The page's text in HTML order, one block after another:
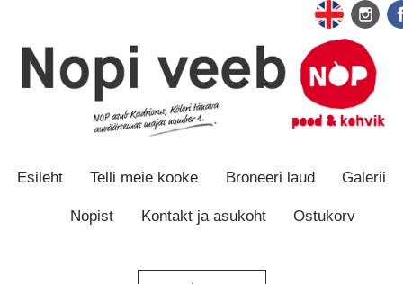
juurde
juurde
Esileht Telli meie kooke Broneeri laud Galerii
Nopist Kontakt ja asukoht Ostukorv